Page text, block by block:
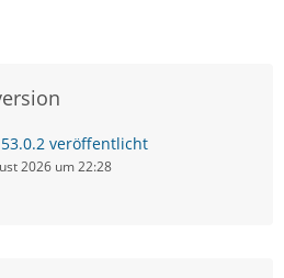
veröffentlicht
2026 um 22:28